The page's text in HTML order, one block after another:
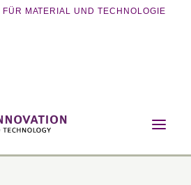
MATERIAL UND TECHNOLOGIE
Nachhaltigkeit
klimaneutralem Stahl